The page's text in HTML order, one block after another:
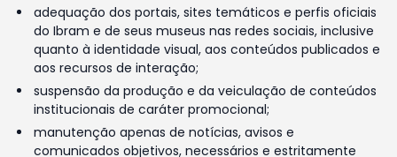
adequação dos portais, sites temáticos e perfis oficiais
do Ibram e de seus museus nas redes sociais, inclusive
quanto à identidade visual, aos conteúdos publicados e
aos recursos de interação;
suspensão da produção e da veiculação de conteúdos
institucionais de caráter promocional;
manutenção apenas de notícias, avisos e
comunicados objetivos, necessários e estritamente